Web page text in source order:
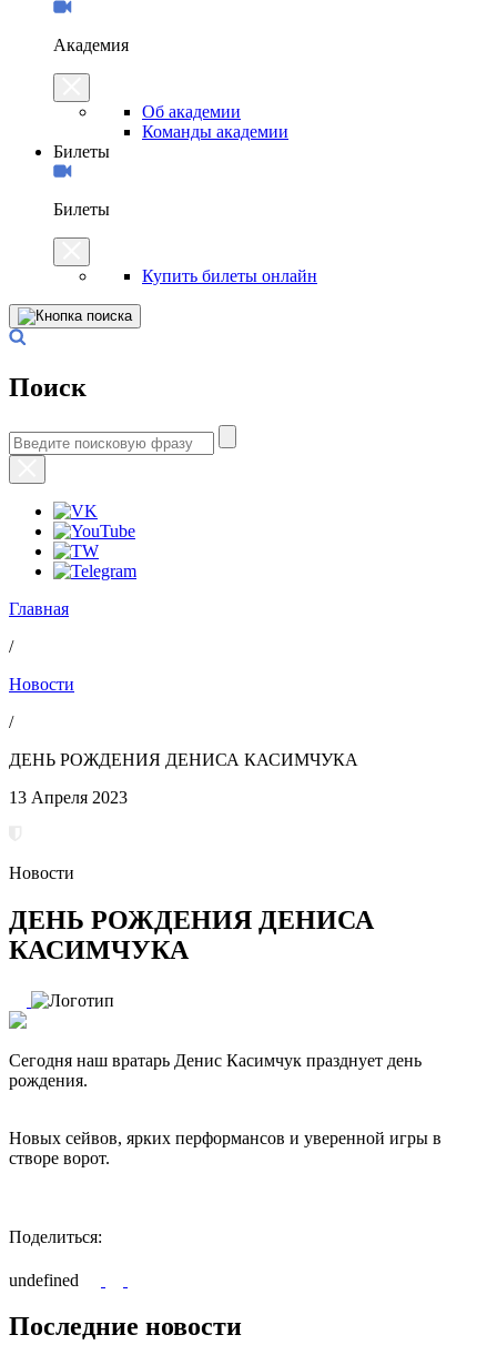
Академия
Об академии
Команды академии
Билеты
Билеты
Купить билеты онлайн
Поиск
Главная
/
Новости
/
ДЕНЬ РОЖДЕНИЯ ДЕНИСА КАСИМЧУКА
13 Апреля 2023
Новости
ДЕНЬ РОЖДЕНИЯ ДЕНИСА
КАСИМЧУКА
Сегодня наш вратарь Денис Касимчук празднует день
рождения.
Новых сейвов, ярких перформансов и уверенной игры в
створе ворот.
Поделиться:
undefined
Последние новости